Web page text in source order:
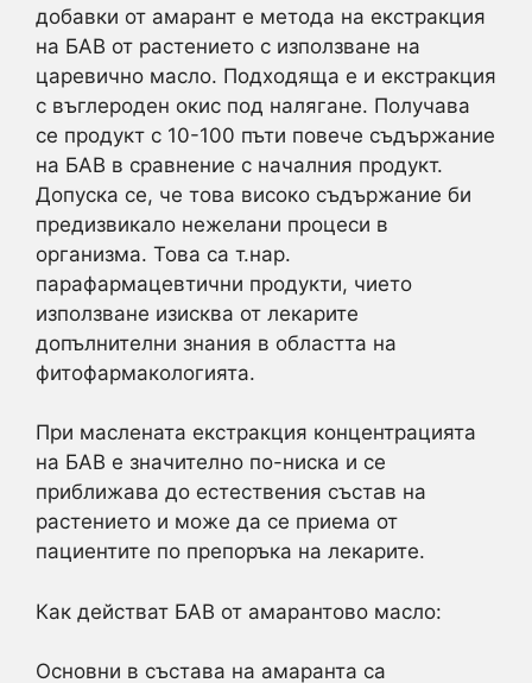
добавки от амарант е метода на екстракция
на БАВ от растението с използване на
царевично масло. Подходяща е и екстракция
с въглероден окис под налягане. Получава
се продукт с 10-100 пъти повече съдържание
на БАВ в сравнение с началния продукт.
Допуска се, че това високо съдържание би
предизвикало нежелани процеси в
организма. Това са т.нар.
парафармацевтични продукти, чието
използване изисква от лекарите
допълнителни знания в областта на
фитофармакологията.
При маслената екстракция концентрацията
на БАВ е значително по-ниска и се
приближава до естествения състав на
растението и може да се приема от
пациентите по препоръка на лекарите.
Как действат БАВ от амарантово масло:
Основни в състава на амаранта са